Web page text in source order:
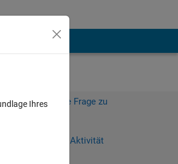
an, um diese Frage zu
Anmelden, um Aktivität
Ihres